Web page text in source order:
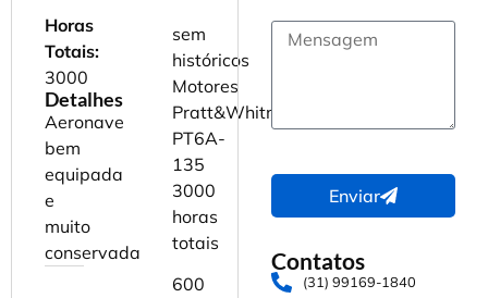
Horas
Totais:
3000
Detalhes
Aeronave
bem
equipada
e
muito
conservada
sem
históricos
Motores
Pratt&Whitney
PT6A-
135
3000
horas
totais
600
Enviar
Contatos
(31) 99169-1840